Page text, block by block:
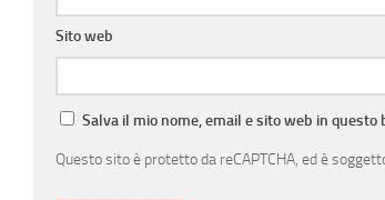
Sito web
Salva il mio nome, email e sito web in
Questo sito è protetto da reCAPTCHA, ed è